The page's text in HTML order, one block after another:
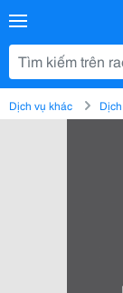
Dịch vụ khác